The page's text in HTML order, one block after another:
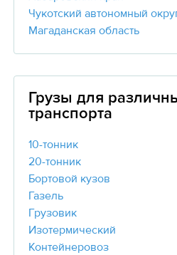
Чукотский автономный
Магаданская область
Грузы для
транспорта
10-тонник
20-тонник
Бортовой кузов
Газель
Грузовик
Изотермический
Контейнеровоз